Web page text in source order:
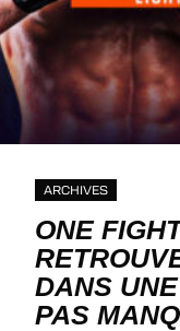
ARCHIVES
ONE
DANS
PAS